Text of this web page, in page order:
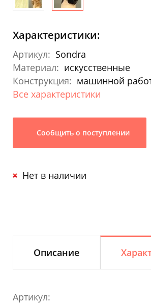
Характеристики:
Артикул: Sondra
Материал: искусственные
Конструкция: машинной
Все характеристики
Сообщить о поступлении
Нет в наличии
Описание
Артикул: